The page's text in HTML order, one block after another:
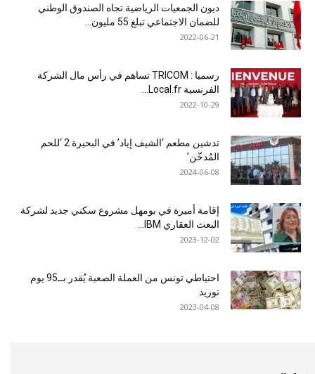
ديون الجمعيات الرياضية تجاه الصندوق الوطني
للضمان الاجتماعي تبلغ 55 مليون...
2022-06-21
رسميا : TRICOM تساهم في رأس مال الشركة
الفرنسية Local.fr...
2022-10-29
تدشين مطعم ‘الشيف إياد’ في البحيرة 2 ‘للحم
المُدخّن’
2024-06-08
إقامة أميرة في بومهل مشروع سكني جديد لشركة
البعث العقاري IBM...
2023-12-02
احتياطي تونس من العملة الصعبة يُقدر بــ95 يوم
توريد
2023-04-08